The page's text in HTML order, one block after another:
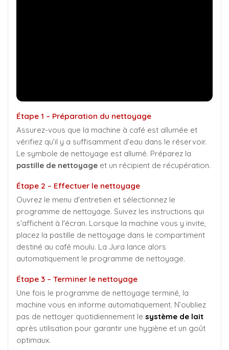
Étape 1 – Préparation du nettoyage
Assurez-vous que la machine à café est allumée et
vérifiez qu’il y a suffisamment d’eau dans le réservoir.
Le symbole de nettoyage est allumé. Préparez la
pastille de nettoyage et un récipient de récupération.
Étape 2 – Effectuer le nettoyage
Ouvrez le menu d'entretien et sélectionnez le
programme de nettoyage. Suivez les instructions qui
s'affichent à l'écran. Lorsque la machine vous y invite,
placez la pastille de nettoyage dans le compartiment
destiné au café moulu. La Jura lance alors
automatiquement le programme de nettoyage.
Étape 3 – Terminer le nettoyage
Une fois le programme de nettoyage terminé, la
machine vous en informe automatiquement. N’oubliez
pas de nettoyer quotidiennement le système de lait
après utilisation pour garantir une hygiène et un goût
optimaux.